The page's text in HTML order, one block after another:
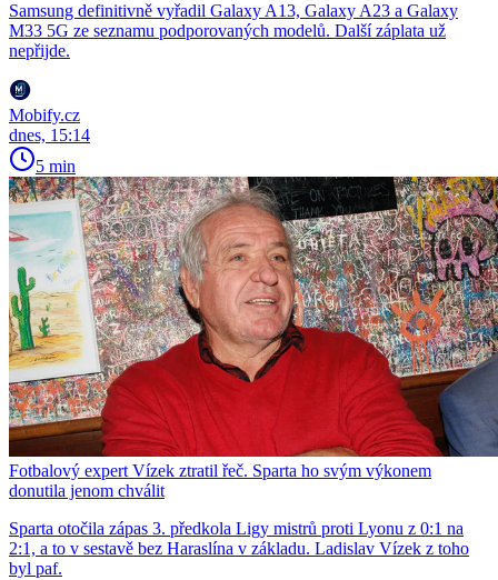
Samsung definitivně vyřadil Galaxy A13, Galaxy A23 a Galaxy
M33 5G ze seznamu podporovaných modelů. Další záplata už
nepřijde.
Mobify.cz
dnes, 15:14
5 min
Fotbalový expert Vízek ztratil řeč. Sparta ho svým výkonem
donutila jenom chválit
Sparta otočila zápas 3. předkola Ligy mistrů proti Lyonu z 0:1 na
2:1, a to v sestavě bez Haraslína v základu. Ladislav Vízek z toho
byl paf.